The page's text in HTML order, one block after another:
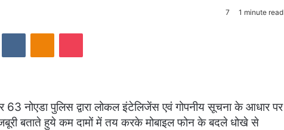
7 1 minute read
VKontakteOdnoklassniki
Pocket
नोएडा पुलिस द्वारा लोकल इंटेलिजेंस एवं गोपनीय सूचना के आधार पर
बताते हुये कम दामों में तय करके मोबाइल फोन के बदले धोखे से